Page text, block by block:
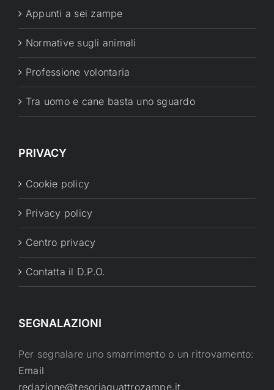
Appunti a sei zampe
Normative sugli animali
Professione volontaria
Tra uomo e cane basta uno sguardo
PRIVACY
Cookie policy
Privacy policy
Centro privacy
Contatta il D.P.O.
SEGNALAZIONI
Per segnalare uno smarrimento o un ritrovamento:
Email
redazione@tesoriaquattrozampe.it